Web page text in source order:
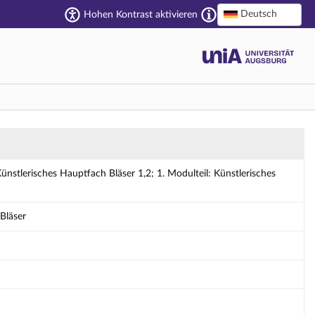
Hohen Kontrast aktivieren Deutsch
Hauptfach Bläser 1,2; 1. Modulteil: Künstlerisches